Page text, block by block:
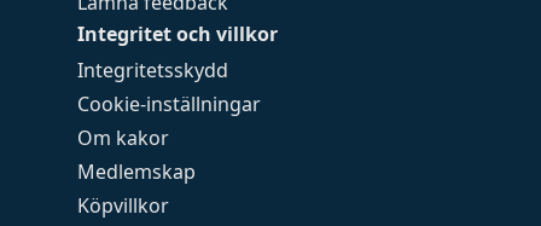
Integritet och villkor
Integritetsskydd
Cookie-inställningar
Om kakor
Medlemskap
Köpvillkor